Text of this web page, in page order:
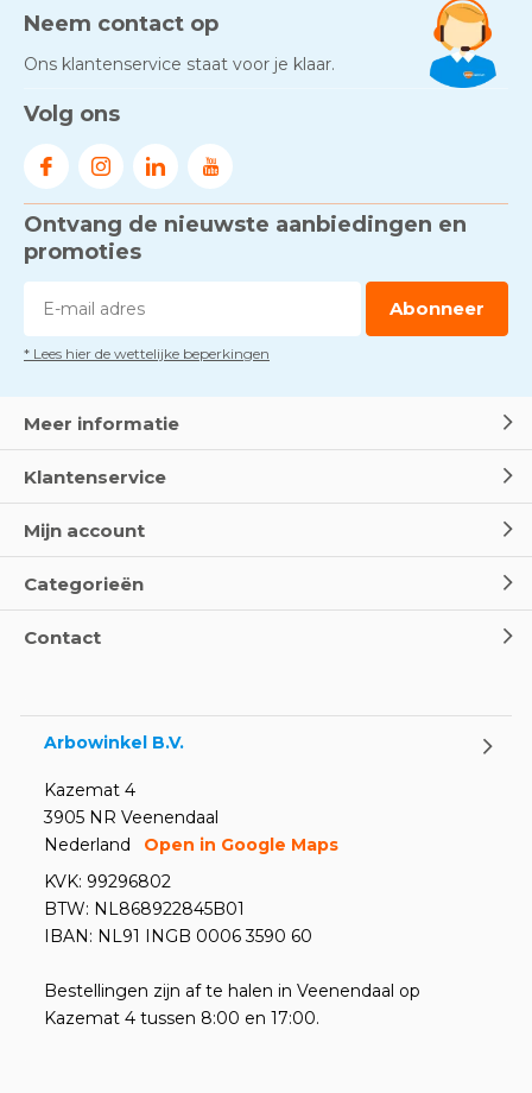
Neem contact op
Ons klantenservice staat voor je klaar.
Volg ons
Ontvang de nieuwste aanbiedingen en
promoties
Abonneer
* Lees hier de wettelijke beperkingen
Meer informatie
Klantenservice
Mijn account
Categorieën
Contact
Arbowinkel B.V.
Kazemat 4
3905 NR Veenendaal
Nederland
Open in Google Maps
KVK: 99296802
BTW: NL868922845B01
IBAN: NL91 INGB 0006 3590 60
Bestellingen zijn af te halen in Veenendaal op
Kazemat 4 tussen 8:00 en 17:00.